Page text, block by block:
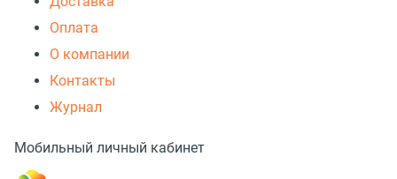
Оплата
О компании
Контакты
Журнал
Мобильный личный кабинет